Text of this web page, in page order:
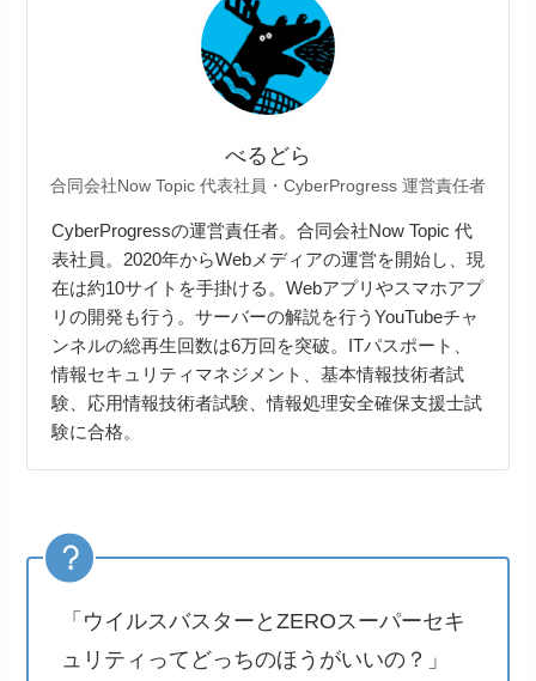
べるどら
合同会社Now Topic 代表社員・CyberProgress 運営責任者
CyberProgressの運営責任者。合同会社Now Topic 代
表社員。2020年からWebメディアの運営を開始し、現
在は約10サイトを手掛ける。Webアプリやスマホアプ
リの開発も行う。サーバーの解説を行うYouTubeチャ
ンネルの総再生回数は6万回を突破。ITパスポート、
情報セキュリティマネジメント、基本情報技術者試
験、応用情報技術者試験、情報処理安全確保支援士試
験に合格。
「ウイルスバスターとZEROスーパーセキ
ュリティってどっちのほうがいいの？」